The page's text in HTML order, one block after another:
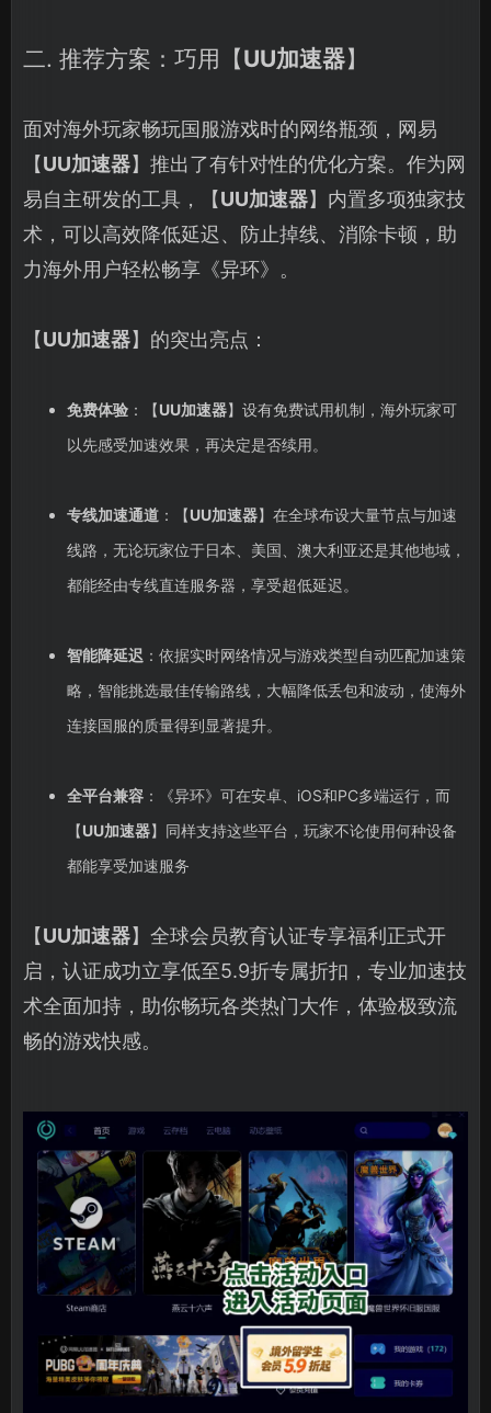
二. 推荐方案：巧用【UU加速器】
面对海外玩家畅玩国服游戏时的网络瓶颈，网易
【UU加速器】推出了有针对性的优化方案。作为网
易自主研发的工具，【UU加速器】内置多项独家技
术，可以高效降低延迟、防止掉线、消除卡顿，助
力海外用户轻松畅享《异环》。
【UU加速器】的突出亮点：
免费体验：【UU加速器】设有免费试用机制，海外玩家可
以先感受加速效果，再决定是否续用。
专线加速通道：【UU加速器】在全球布设大量节点与加速
线路，无论玩家位于日本、美国、澳大利亚还是其他地域，
都能经由专线直连服务器，享受超低延迟。
智能降延迟 ：依据实时网络情况与游戏类型自动匹配加速策
略，智能挑选最佳传输路线，大幅降低丢包和波动，使海外
连接国服的质量得到显著提升。
全平台兼容：《异环》可在安卓、iOS和PC多端运行，而
【UU加速器】同样支持这些平台，玩家不论使用何种设备
都能享受加速服务
【UU加速器】全球会员教育认证专享福利正式开
启，认证成功立享低至5.9折专属折扣，专业加速技
术全面加持，助你畅玩各类热门大作，体验极致流
畅的游戏快感。